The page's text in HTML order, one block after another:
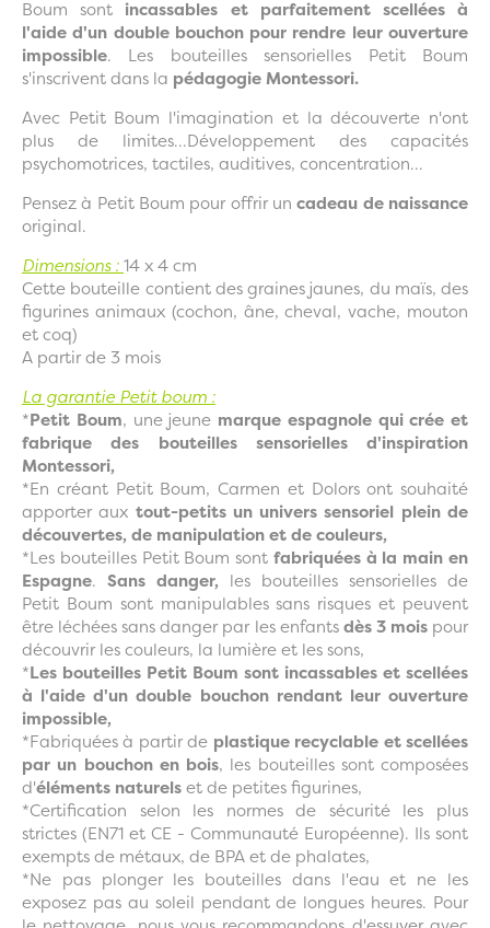
Boum sont incassables et parfaitement scellées à
l'aide d'un double bouchon pour rendre leur ouverture
impossible. Les bouteilles sensorielles Petit Boum
s'inscrivent dans la pédagogie Montessori.
Avec Petit Boum l'imagination et la découverte n'ont
plus de limites...Développement des capacités
psychomotrices, tactiles, auditives, concentration...
Pensez à Petit Boum pour offrir uncadeau de naissance
original.
Dimensions :14 x 4 cm
Cette bouteille contient des graines jaunes, du maïs, des
figurines animaux (cochon, âne, cheval, vache, mouton
et coq)
A partir de 3 mois
La garantie Petit boum :
*Petit Boum, une jeune marque espagnole qui crée et
fabrique des bouteilles sensorielles d'inspiration
Montessori,
*En créant Petit Boum, Carmen et Dolors ont souhaité
apporter aux tout-petits un univers sensoriel plein de
découvertes, de manipulation et de couleurs,
*Les bouteilles Petit Boum sont fabriquées à la main en
Espagne. Sans danger, les bouteilles sensorielles de
Petit Boum sont manipulables sans risques et peuvent
être léchées sans danger par les enfantsdès 3 moispour
découvrir les couleurs, la lumière et les sons,
*Les bouteilles Petit Boum sont incassables et scellées
à l'aide d'un double bouchon rendant leur ouverture
impossible,
*Fabriquées à partir de plastique recyclable et scellées
par un bouchon en bois, les bouteilles sont composées
d'éléments naturelset de petites figurines,
*Certification selon les normes de sécurité les plus
strictes (EN71 et CE - Communauté Européenne). Ils sont
exempts de métaux, de BPA et de phalates,
*Ne pas plonger les bouteilles dans l'eau et ne les
exposez pas au soleil pendant de longues heures. Pour